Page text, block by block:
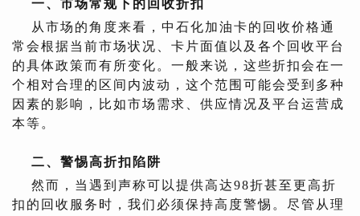
一、市场常规下的回收折扣
从市场的角度来看，中石化加油卡的回收价格通
常会根据当前市场状况、卡片面值以及各个回收平台
的具体政策而有所变化。一般来说，这些折扣会在一
个相对合理的区间内波动，这个范围可能会受到多种
因素的影响，比如市场需求、供应情况及平台运营成
本等。
二、警惕高折扣陷阱
然而，当遇到声称可以提供高达98折甚至更高折
扣的回收服务时，我们必须保持高度警惕。尽管从理